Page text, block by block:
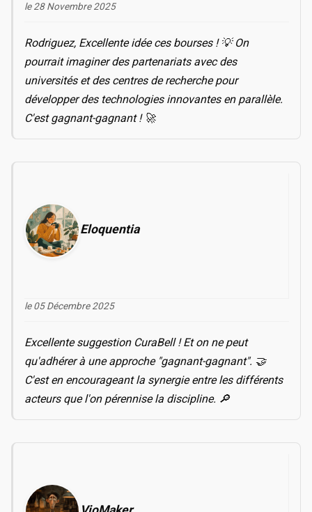
le 28 Novembre 2025
Rodriguez, Excellente idée ces bourses ! 💡 On
pourrait imaginer des partenariats avec des
universités et des centres de recherche pour
développer des technologies innovantes en parallèle.
C'est gagnant-gagnant ! 🚀
Eloquentia
le 05 Décembre 2025
Excellente suggestion CuraBell ! Et on ne peut
qu'adhérer à une approche "gagnant-gagnant". 🤝
C'est en encourageant la synergie entre les différents
acteurs que l'on pérennise la discipline. 🔎